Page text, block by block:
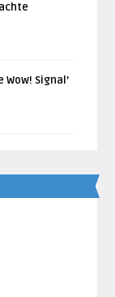
Signal’